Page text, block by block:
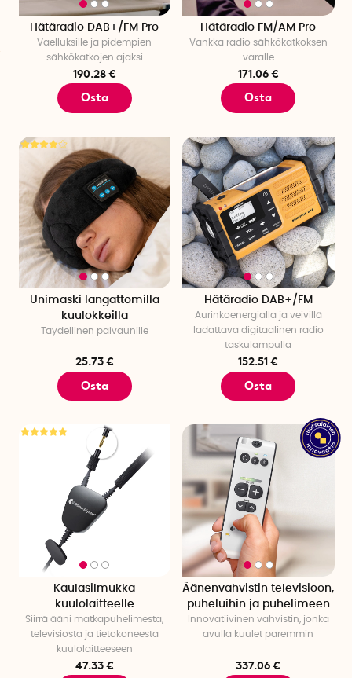
Hätäradio DAB+/FM Pro
Vaelluksille ja pidempien
sähkökatkojen ajaksi
190.28 €
Osta
Hätäradio FM/AM Pro
Vankka radio sähkökatkoksen
varalle
171.06 €
Osta
Unimaski langattomilla
kuulokkeilla
Täydellinen päiväunille
25.73 €
Osta
Hätäradio DAB+/FM
Aurinkoenergialla ja veivillä
ladattava digitaalinen radio
taskulampulla
152.51 €
Osta
Kaulasilmukka
kuulolaitteelle
Siirrä ääni matkapuhelimesta,
televisiosta ja tietokoneesta
kuulolaitteeseen
47.33 €
Äänenvahvistin televisioon,
puheluihin ja puhelimeen
Innovatiivinen vahvistin, jonka
avulla kuulet paremmin
337.06 €